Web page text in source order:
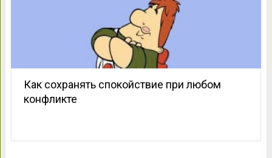
Как сохранять спокойствие при любом
конфликте